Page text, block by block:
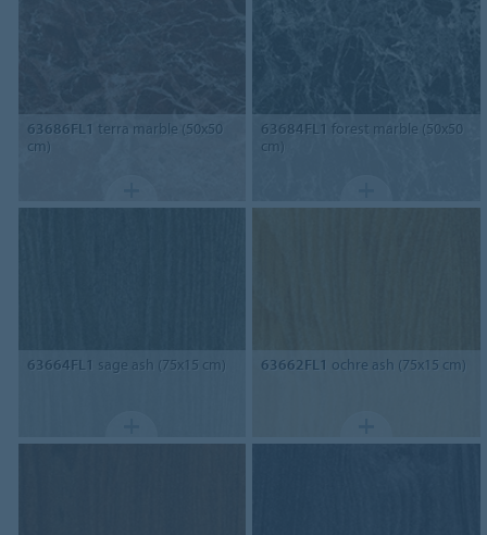
63686FL1 terra marble (50x50
cm)
63684FL1 forest marble (50x50
cm)
63664FL1 sage ash (75x15 cm) 63662FL1 ochre ash (75x15 cm)